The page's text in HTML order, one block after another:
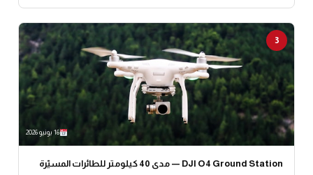
3
16 يونيو 2026
DJI O4 Ground Station — مدى 40 كيلومتر للطائرات المسيّرة